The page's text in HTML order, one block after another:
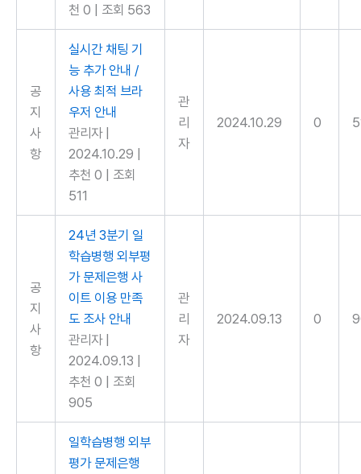
천 0 | 조회 563
공
지
사
항
실시간 채팅 기
능 추가 안내 /
사용 최적 브라
우저 안내
관리자 |
2024.10.29 |
추천 0 | 조회
511
관
리
자
2024.10.29 0
공
지
사
항
24년 3분기 일
학습병행 외부평
가 문제은행 사
이트 이용 만족
도 조사 안내
관리자 |
2024.09.13 |
추천 0 | 조회
905
관
리
자
2024.09.13 0
일학습병행 외부
평가 문제은행